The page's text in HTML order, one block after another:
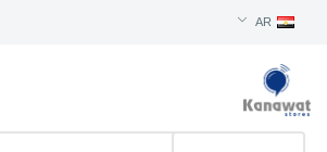
AR